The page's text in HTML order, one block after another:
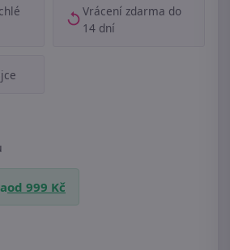
Vrácení zdarma do
14 dní
od 999 Kč